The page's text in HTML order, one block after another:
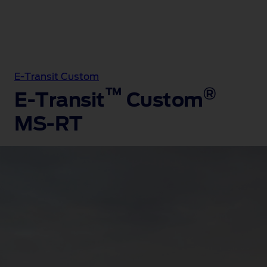
E-Transit Custom
E-Transit™ Custom®
MS-RT